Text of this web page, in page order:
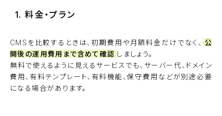
1. 料金・プラン
CMSを比較するときは、初期費用や月額料金だけでなく、 公
開後の運用費用まで含めて確認 しましょう。
無料で使えるように見えるサービスでも、サーバー代、ドメイン
費用、有料テンプレート、有料機能、保守費用などが別途必要
になる場合があります。